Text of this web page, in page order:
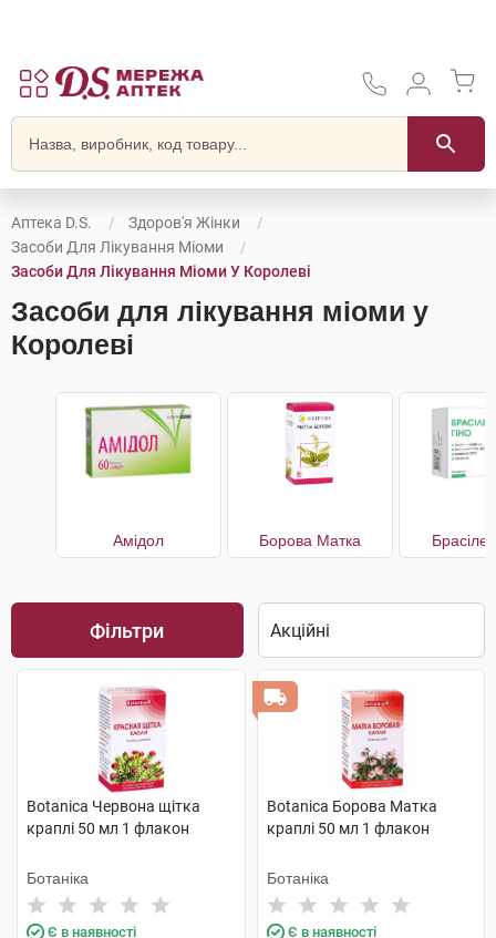
Аптека D.S.
Здоров'я Жінки
Засоби Для Лікування Міоми
Засоби Для Лікування Міоми У Королеві
Засоби для лікування міоми у
Королеві
Амідол Борова Матка
Фільтри
Botanica Червона щітка
краплі 50 мл 1 флакон
Ботаніка
Є в наявності
Botanica Борова Матка
краплі 50 мл 1 флакон
Ботаніка
Є в наявності